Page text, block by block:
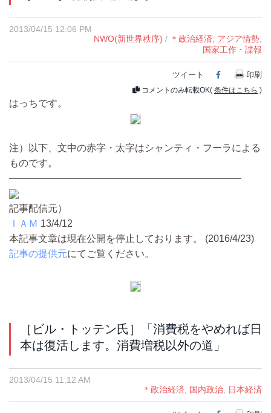
2013/04/15 12:06 PM
NWO(新世界秩序) / ＊政治経済 アジア情勢
国家工作・諜報
ツイート Facebook
印刷
コメントのみ転載OK( 条件はこちら )
はっちです。
注）以下、文中の赤字・太字はシャンティ・フーラによる
ものです。
————————————————————————
記事配信元）
ＩＡＭ 13/4/12
本記事文章は現在公開を停止しております。 (2016/4/23)
記事の提供元にてご覧ください。
［ビル・トッテン氏］「消費税をやめれば日
本は復活します。消費増税以外の道」
2013/04/15 11:12 AM
＊政治経済
国内政治 日本経済